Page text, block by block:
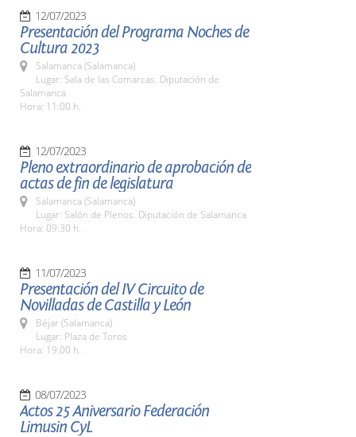
12/07/2023
Presentación del Programa Noches de
Cultura 2023
Salamanca (Salamanca)
Lugar: Sala de las Comarcas. Diputación de
Salamanca
Hora: 11:00 h.
12/07/2023
Pleno extraordinario de aprobación de
actas de fin de legislatura
Salamanca (Salamanca)
Lugar: Salón de Plenos. Diputación de Salamanca
Hora: 09:30 h.
11/07/2023
Presentación del IV Circuito de
Novilladas de Castilla y León
Béjar (Salamanca)
Lugar: Plaza de Toros
Hora: 19:00 h.
08/07/2023
Actos 25 Aniversario Federación
Limusin CyL